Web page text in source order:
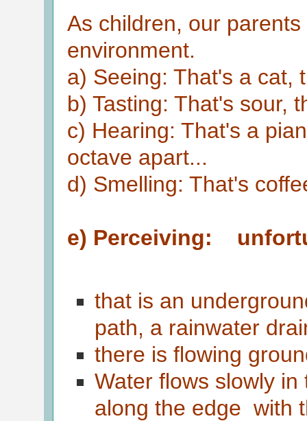
As children, our
environment.
a) Seeing: That's a cat,
b) Tasting: That's sour,
c) Hearing: That's a
octave apart...
d) Smelling: That's
e) Perceiving:
that is an
path, a rainwater
there is flowing
Water flows slowly
along the edge with